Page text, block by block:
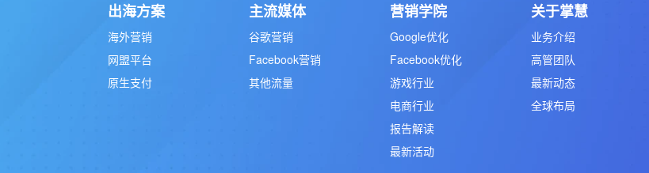
出海方案
海外营销
网盟平台
原生支付
主流媒体
谷歌营销
Facebook营销
其他流量
营销学院
Google优化
Facebook优化
游戏行业
电商行业
报告解读
最新活动
关于掌慧
业务介绍
高管团队
最新动态
全球布局